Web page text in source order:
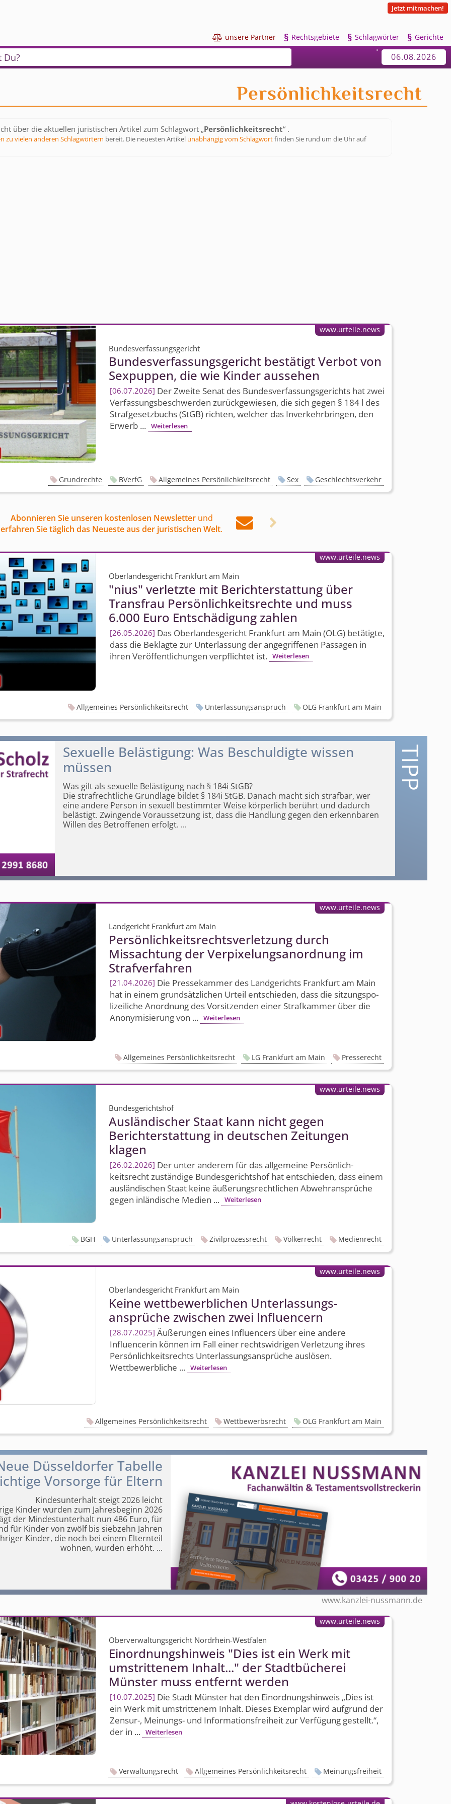
Jetzt mitmachen!
 unsere Partner § Rechtsgebiete § Schlagwörter § Gerichte
Du? 06.08.2026
Persönlichkeitsrecht
über die aktuellen juristischen Artikel zum Schlagwort „Persönlichkeitsrecht“ .
zu vielen anderen Schlagwörtern bereit. Die neuesten Artikel unabhängig vom Schlagwortfinden Sie rund um die Uhr auf
Bundesverfassungsgericht
Bundesver­fassungsgericht bestätigt Verbot von
Sexpuppen, die wie Kinder aussehen
06.07.2026 Der Zweite Senat des Bundesver­fassungsgerichts hat zwei
Verfassungs­beschwerden zurückgewiesen, die sich gegen § 184 l des
Strafgesetzbuchs (StGB) richten, welcher das Inverkehrbringen, den
Erwerb ... Weiterlesen
www.urteile.news
Grundrechte BVerfG Allgemeines Persönlichkeitsrecht Sex Geschlechtsverkehr
Abonnieren Sie unseren kostenlosen Newsletterund
erfahren Sie täglich das Neueste aus der juristischen Welt.  
Oberlandesgericht Frankfurt am Main
"nius" verletzte mit Berichterstattung über
Transfrau Persönlich­keitsrechte und muss
6.000 Euro Entschädigung zahlen
26.05.2026 Das Oberlandesgericht Frankfurt am Main (OLG) betätigte,
dass die Beklagte zur Unterlassung der angegriffenen Passagen in
ihren Veröffentlichungen verpflichtet ist. Weiterlesen
www.urteile.news
Allgemeines Persönlichkeitsrecht Unterlassungsanspruch OLG Frankfurt am Main
Sexuelle Belästigung: Was Beschuldigte wissen
müssen
Was gilt als sexuelle Belästigung nach § 184i StGB?
Die strafrechtliche Grundlage bildet § 184i StGB. Danach macht sich strafbar, wer
eine andere Person in sexuell bestimmter Weise körperlich berührt und dadurch
belästigt. Zwingende Voraussetzung ist, dass die Handlung gegen den erkennbaren
Willen des Betroffenen erfolgt. ...
Landgericht Frankfurt am Main
Persönlich­keitsrechts­verletzung durch
Missachtung der Verpixelungs­anordnung im
Strafverfahren
21.04.2026 Die Pressekammer des Landgerichts Frankfurt am Main
hat in einem grundsätzlichen Urteil entschieden, dass die sitzungspo­
lizeiliche Anordnung des Vorsitzenden einer Strafkammer über die
Anonymisierung von ... Weiterlesen
www.urteile.news
Allgemeines Persönlichkeitsrecht LG Frankfurt am Main Presserecht
Bundesgerichtshof
Ausländischer Staat kann nicht gegen
Berichterstattung in deutschen Zeitungen
klagen
26.02.2026 Der unter anderem für das allgemeine Persönlich­
keitsrecht zuständige Bundesgerichtshof hat entschieden, dass einem
ausländischen Staat keine äußerungs­rechtlichen Abwehransprüche
gegen inländische Medien ... Weiterlesen
www.urteile.news
BGH Unterlassungsanspruch Zivilprozessrecht Völkerrecht Medienrecht
Oberlandesgericht Frankfurt am Main
Keine wettbewerblichen Unterlassungs­
ansprüche zwischen zwei Influencern
28.07.2025 Äußerungen eines Influencers über eine andere
Influencerin können im Fall einer rechtswidrigen Verletzung ihres
Persönlich­keitsrechts Unterlassungs­ansprüche auslösen.
Wettbewerbliche ... Weiterlesen
www.urteile.news
Allgemeines Persönlichkeitsrecht Wettbewerbsrecht OLG Frankfurt am Main
Düsseldorfer Tabelle
Vorsorge für Eltern
Kindesunterhalt steigt 2026 leicht
Kinder wurden zum Jahresbeginn 2026
der Mindestunterhalt nun 486 Euro, für
für Kinder von zwölf bis siebzehn Jahren
Kinder, die noch bei einem Elternteil
wohnen, wurden erhöht. ...
www.kanzlei-nussmann.de
Oberverwaltungsgericht Nordrhein-Westfalen
Einordnungshinweis "Dies ist ein Werk mit
umstrittenem Inhalt..." der Stadtbücherei
Münster muss entfernt werden
10.07.2025 Die Stadt Münster hat den Einordnungshinweis „Dies ist
ein Werk mit umstrittenem Inhalt. Dieses Exemplar wird aufgrund der
Zensur-, Meinungs- und Informati­onsfreiheit zur Verfügung gestellt.“,
der in ... Weiterlesen
www.urteile.news
Verwaltungsrecht Allgemeines Persönlichkeitsrecht Meinungsfreiheit